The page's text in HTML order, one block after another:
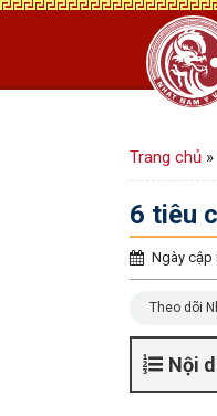
Trang chủ »
6 tiêu
Ngày cập
Theo dõi
Nội